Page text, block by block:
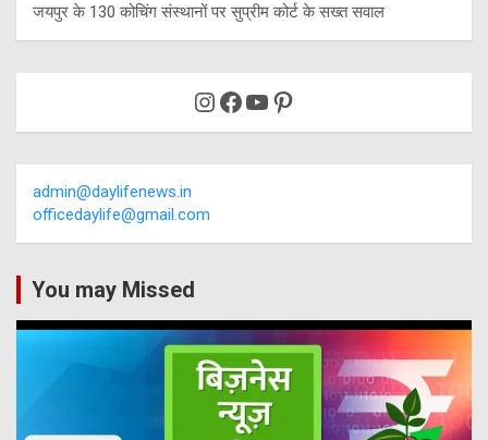
जयपुर के 130 कोचिंग संस्थानों पर सुप्रीम कोर्ट के सख्त सवाल
Instagram
Facebook
YouTube
Pinterest
admin@daylifenews.in
officedaylife@gmail.com
You may Missed